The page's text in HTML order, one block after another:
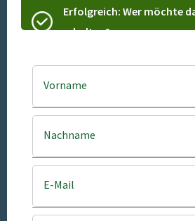
Erfolgreich: Wer möchte
erhalten?
Vorname
Nachname
E-Mail